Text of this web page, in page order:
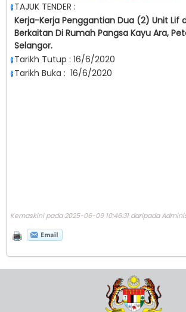
TAJUK TENDER :
Kerja-Kerja Penggantian Dua (2) Unit Lif
Berkaitan Di Rumah Pangsa Kayu Ara,
Selangor.
Tarikh Tutup : 16/6/2020
Tarikh Buka : 16/6/2020
Kemaskini pada 2025-06-09 10:46:31 daripada